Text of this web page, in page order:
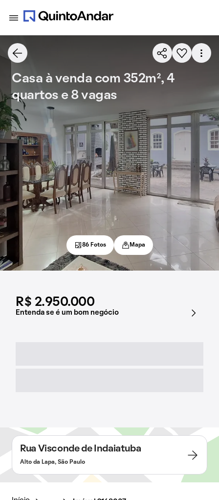
R$ 2.950.000
Entenda se é um bom negócio
Casa à venda com 352m², 4
quartos e 8 vagas
86 Fotos Mapa
Rua Visconde de Indaiatuba
Alto da Lapa, São Paulo